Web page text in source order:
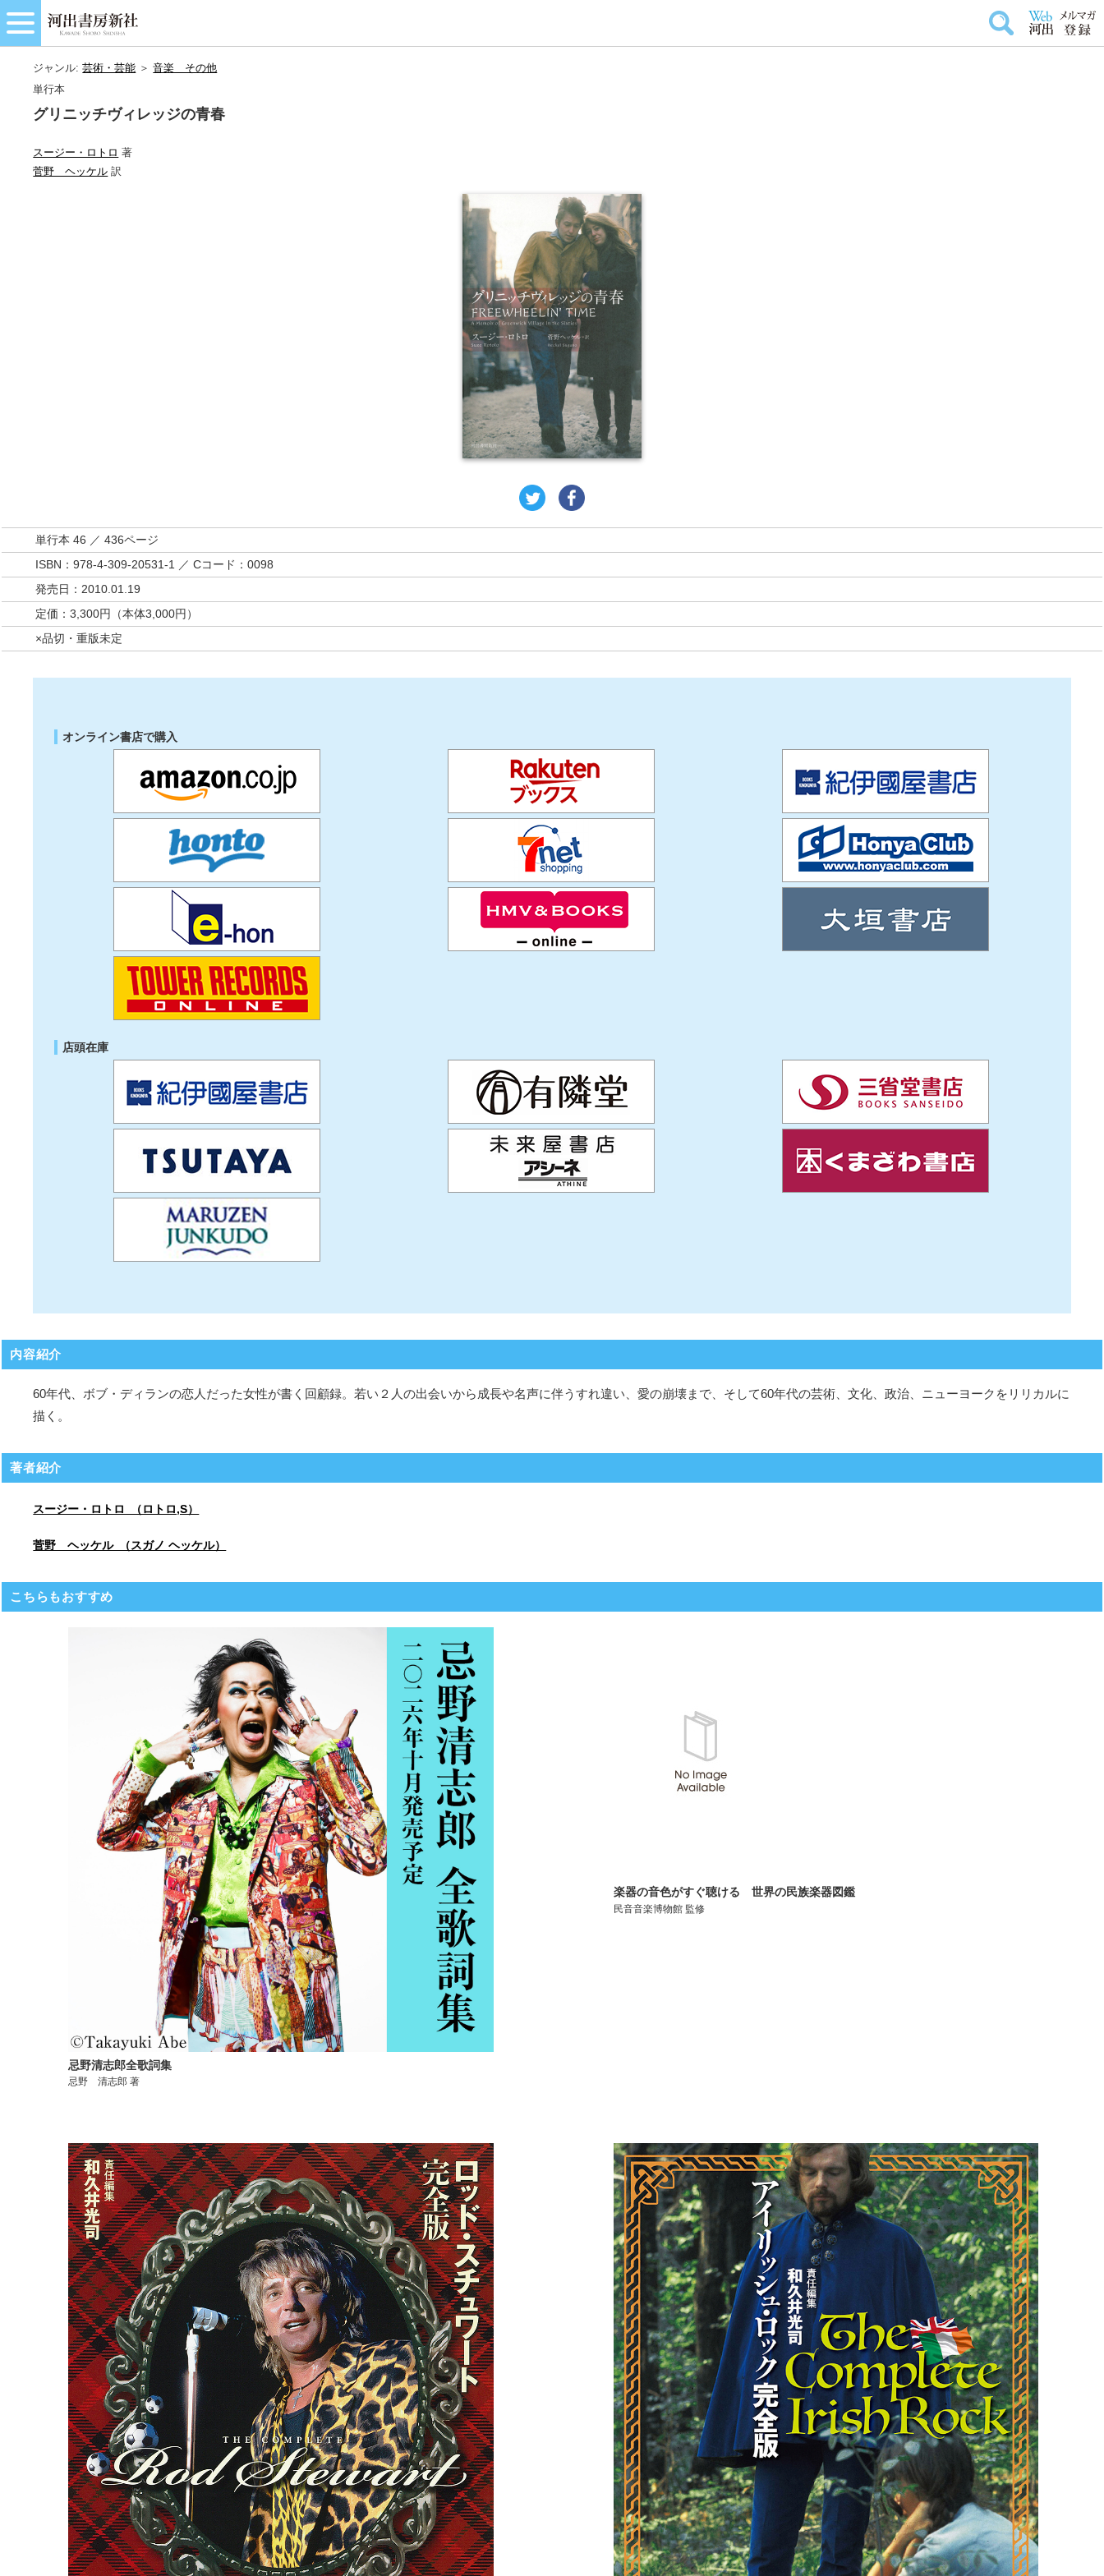
ジャンル:芸術・芸能 ＞音楽＿その他
単行本
グリニッチヴィレッジの青春
スージー・ロトロ 著
菅野 ヘッケル 訳
単行本 46 ／ 436ページ
ISBN：978-4-309-20531-1 ／ Cコード：0098
発売日：2010.01.19
定価：3,300円（本体3,000円）
×品切・重版未定
オンライン書店で購入
店頭在庫
内容紹介
60年代、ボブ・ディランの恋人だった女性が書く回顧録。若い２人の出会いから成長や名声に伴うすれ違い、愛の崩壊まで、そして60年代の芸術、文化、政治、ニューヨークをリリカルに
描く。
著者紹介
スージー・ロトロ （ロトロ,S）
菅野 ヘッケル （スガノ ヘッケル）
こちらもおすすめ
忌野清志郎全歌詞集
忌野 清志郎 著
楽器の音色がすぐ聴ける 世界の民族楽器図鑑
民音音楽博物館 監修